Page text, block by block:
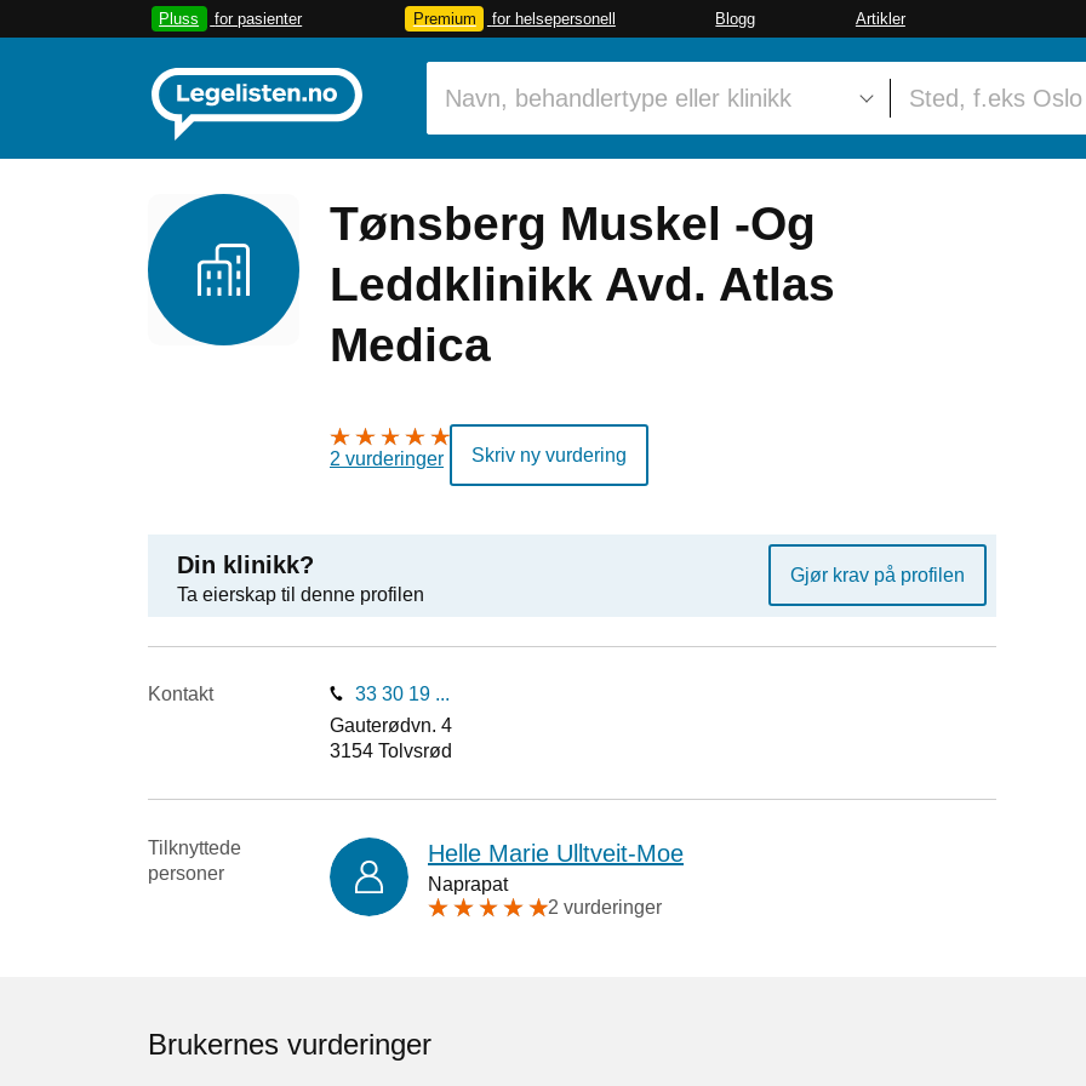
Pluss for pasienter Premium for helsepersonell Blogg Artikler
Tønsberg Muskel -Og
Leddklinikk Avd. Atlas
Medica
2 vurderinger Skriv ny vurdering
Din klinikk?
Ta eierskap til denne profilen
Gjør krav på profilen
Kontakt
33 30 19 ...
Gauterødvn. 4
3154 Tolvsrød
Tilknyttede
personer
Helle Marie Ulltveit-Moe
Naprapat
2 vurderinger
Brukernes vurderinger